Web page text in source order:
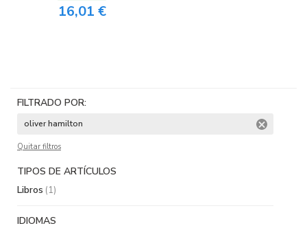
16,01 €
FILTRADO POR:
oliver hamilton
Quitar filtros
TIPOS DE ARTÍCULOS
Libros (1)
IDIOMAS